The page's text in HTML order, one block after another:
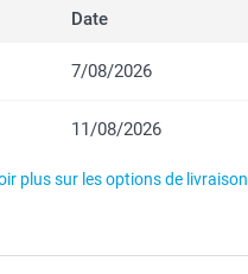
Date
7/08/2026
11/08/2026
plus sur les options de livraison